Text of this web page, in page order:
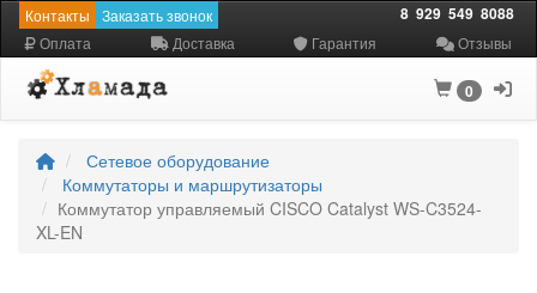
Контакты Заказать звонок 8 929 549 8088
Оплата Доставка Гарантия Отзывы
0
Сетевое оборудование
Коммутаторы и маршрутизаторы
Коммутатор управляемый CISCO Catalyst WS-C3524-
XL-EN